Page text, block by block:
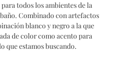
todos los ambientes de la
Combinado con artefactos
blanco y negro a la que
de color como acento para
que estamos buscando.